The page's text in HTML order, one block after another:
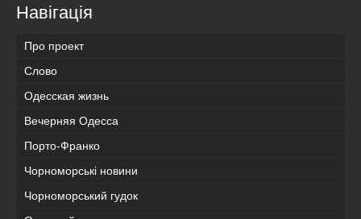
Навігація
Про проект
Слово
Одесская жизнь
Вечерняя Одесса
Порто-Франко
Чорноморські новини
Чорноморський гудок